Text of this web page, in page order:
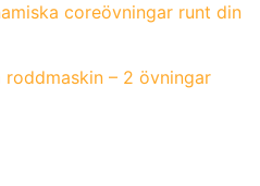
coreövningar runt din
– 2 övningar